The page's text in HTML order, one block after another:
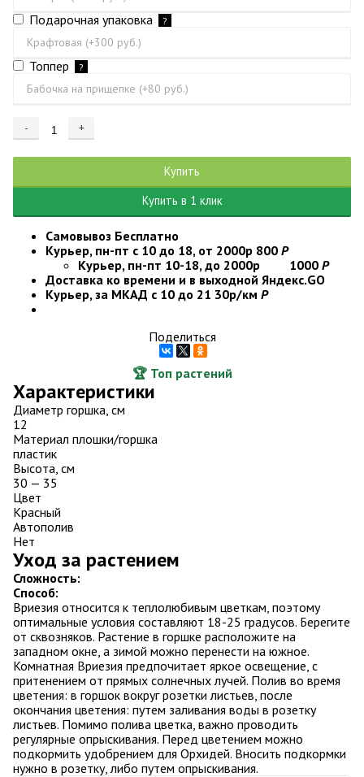
Подарочная упаковка ?
Топпер ?
- +
Купить
Купить в 1 клик
Самовывоз Бесплатно
Курьер, пн-пт с 10 до 18, от 2000р 800 Р
Курьер, пн-пт 10-18, до 2000р 1000 Р
Доставка ко времени и в выходной Яндекс.GO
Курьер, за МКАД с 10 до 21 30р/км Р
Поделиться
🏆 Топ растений
Характеристики
Диаметр горшка, см
12
Материал плошки/горшка
пластик
Высота, см
30 — 35
Цвет
Красный
Автополив
Нет
Уход за растением
Сложность:
Способ:
Вриезия относится к теплолюбивым цветкам, поэтому
оптимальные условия составляют 18-25 градусов. Берегите
от сквозняков. Растение в горшке расположите на
западном окне, а зимой можно перенести на южное.
Комнатная Вриезия предпочитает яркое освещение, с
притенением от прямых солнечных лучей. Полив во время
цветения: в горшок вокруг розетки листьев, после
окончания цветения: путем заливания воды в розетку
листьев. Помимо полива цветка, важно проводить
регулярные опрыскивания. Перед цветением можно
подкормить удобрением для Орхидей. Вносить подкормки
нужно в розетку, либо путем опрыскивания.